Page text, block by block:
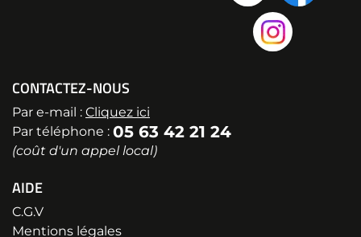
CONTACTEZ-NOUS
Par e-mail : Cliquez ici
Par téléphone : 05 63 42 21 24
(coût d'un appel local)
AIDE
C.G.V
Mentions légales